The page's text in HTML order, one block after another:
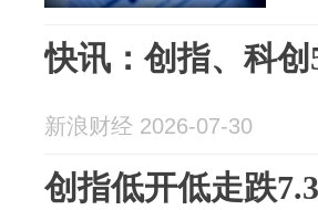
快讯：创指、科
新浪财经 2026-07-30
创指低开低走跌